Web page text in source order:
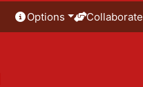
Options Collaborate